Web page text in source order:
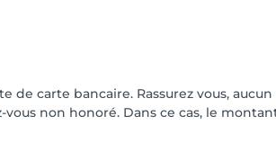
carte bancaire. Rassurez vous,
non honoré. Dans ce cas, le